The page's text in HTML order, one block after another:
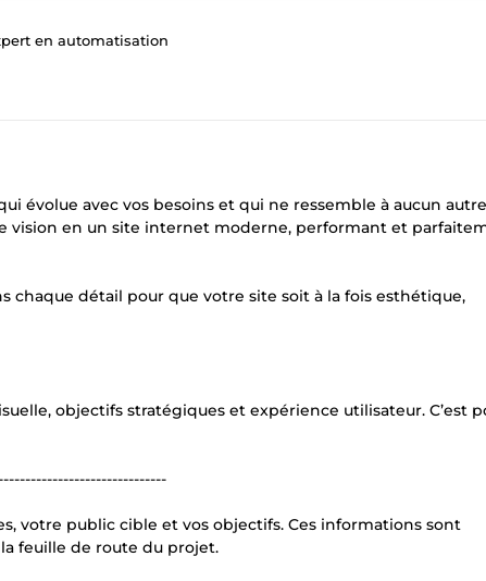
en automatisation
évolue avec vos besoins et qui ne ressemble à aucun
vision en un site internet moderne, performant et
chaque détail pour que votre site soit à la fois esthétique,
objectifs stratégiques et expérience utilisateur. C’est
votre public cible et vos objectifs. Ces informations sont
feuille de route du projet.